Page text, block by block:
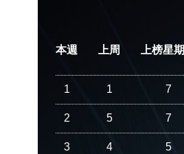
本週 上周 上榜星期
1 1 7
2 5 7
3 4 5